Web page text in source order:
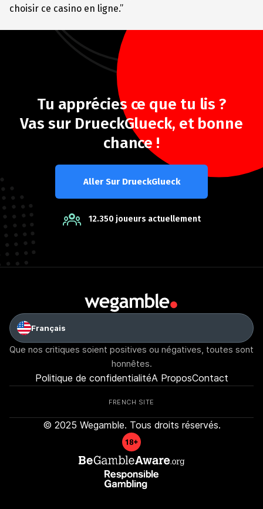
choisir ce casino en ligne.”
Tu apprécies ce que tu lis ?
Vas sur DrueckGlueck, et bonne
chance !
Aller Sur DrueckGlueck
12.350 joueurs actuellement
Français
Que nos critiques soient positives ou négatives, toutes sont
honnêtes.
Politique de confidentialitéA ProposContact
FRENCH SITE
© 2025 Wegamble. Tous droits réservés.